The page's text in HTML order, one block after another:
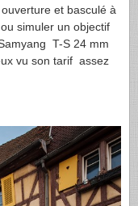
et basculé à
simuler un objectif
T-S 24 mm
vu son tarif assez